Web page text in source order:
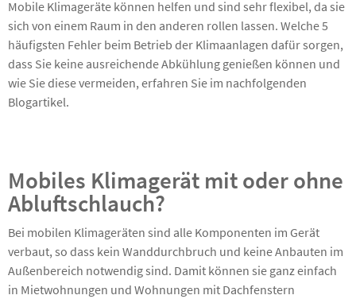
Mobile Klimageräte können helfen und sind sehr flexibel, da sie
sich von einem Raum in den anderen rollen lassen. Welche 5
häufigsten Fehler beim Betrieb der Klimaanlagen dafür sorgen,
dass Sie keine ausreichende Abkühlung genießen können und
wie Sie diese vermeiden, erfahren Sie im nachfolgenden
Blogartikel.
Mobiles Klimagerät mit oder ohne
Abluftschlauch?
Bei mobilen Klimageräten sind alle Komponenten im Gerät
verbaut, so dass kein Wanddurchbruch und keine Anbauten im
Außenbereich notwendig sind. Damit können sie ganz einfach
in Mietwohnungen und Wohnungen mit Dachfenstern